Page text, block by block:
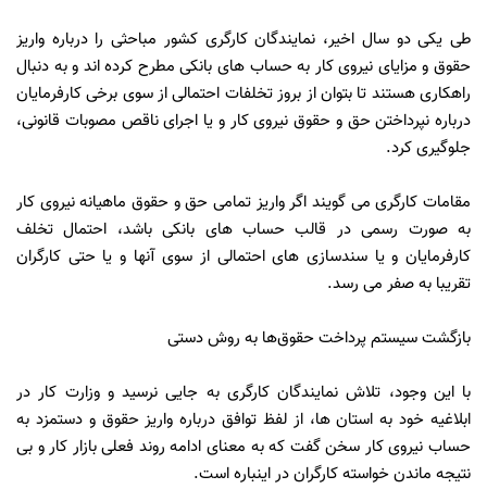
طی یکی دو سال اخیر، نمایندگان کارگری کشور مباحثی را درباره واریز
حقوق و مزایای نیروی کار به حساب های بانکی مطرح کرده اند و به دنبال
راهکاری هستند تا بتوان از بروز تخلفات احتمالی از سوی برخی کارفرمایان
درباره نپرداختن حق و حقوق نیروی کار و یا اجرای ناقص مصوبات قانونی،
جلوگیری کرد.
مقامات کارگری می گویند اگر واریز تمامی حق و حقوق ماهیانه نیروی کار
به صورت رسمی در قالب حساب های بانکی باشد، احتمال تخلف
کارفرمایان و یا سندسازی های احتمالی از سوی آنها و یا حتی کارگران
تقریبا به صفر می رسد.
بازگشت سیستم پرداخت حقوق‌ها به روش دستی
با این وجود، تلاش نمایندگان کارگری به جایی نرسید و وزارت کار در
ابلاغیه خود به استان ها، از لفظ توافق درباره واریز حقوق و دستمزد به
حساب نیروی کار سخن گفت که به معنای ادامه روند فعلی بازار کار و بی
نتیجه ماندن خواسته کارگران در اینباره است.